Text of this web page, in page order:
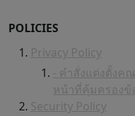
POLICIES
Privacy Policy
- คำสั่งแต่งตั้งค
หน้าที่คุ้มครอง
Security Policy